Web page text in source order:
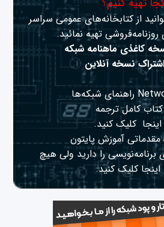
از کتابخانه‌های عمومی سراسر
تهیه نمائید.
کاغذی ماهنامه شبکه
نسخه آنلاین
کتاب کامل ترجمه
اینجا کلیک کنید.
آموزش پایتون
برنامه‌نویسی را دارید ولی هیچ
اینجا کلیک کنید.